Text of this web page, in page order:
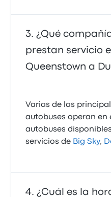
¿Qué
prestan servicio
Queenstown a
Varias de las
autobuses operan en
autobuses
servicios de Big Sky,
¿Cuál es la